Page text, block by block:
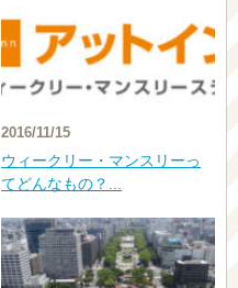
2016/11/15
ウィークリー・マンスリーっ
てどんなもの？...